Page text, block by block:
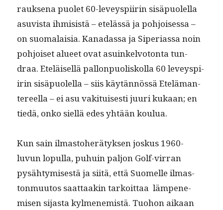
rauk­se­na puo­let 60-lev­eyspi­irin sisäpuolel­la
asu­vista ihmi­sistä – etelässä ja pohjoises­sa –
on suo­ma­laisia. Kanadas­sa ja Siperi­as­sa noin
pohjoiset alueet ovat asuinkelvo­ton­ta tun­
draa. Eteläisel­lä pal­lon­puoliskol­la 60 lev­eyspi­
irin sisäpuolel­la – siis käytän­nössä Etelä­man­
tereel­la – ei asu vak­i­tuis­es­ti juuri kukaan; en
tiedä, onko siel­lä edes yhtään koulua.
Kun sain ilmas­to­herä­tyk­sen joskus 1960-
luvun lop­ul­la, puhuin paljon Golf-vir­ran
pysähtymis­es­tä ja siitä, että Suomelle ilmas­
ton­muu­tos saat­taakin tarkoit­taa läm­pen­e­
misen sijas­ta kylmen­e­mistä. Tuo­hon aikaan